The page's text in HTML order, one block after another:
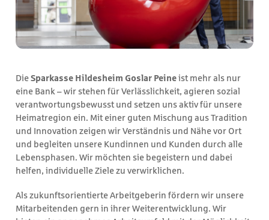
DieSparkasse Hildesheim Goslar Peineist mehr als nur
eine Bank – wir stehen für Verlässlichkeit, agieren sozial
verantwortungsbewusst und setzen uns aktiv für unsere
Heimatregion ein. Mit einer guten Mischung aus Tradition
und Innovation zeigen wir Verständnis und Nähe vor Ort
und begleiten unsere Kundinnen und Kunden durch alle
Lebensphasen. Wir möchten sie begeistern und dabei
helfen, individuelle Ziele zu verwirklichen.
Als zukunftsorientierte Arbeitgeberin fördern wir unsere
Mitarbeitenden gern in ihrer Weiterentwicklung. Wir